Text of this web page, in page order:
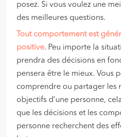
posez. Si vous voulez une
des meilleures questions.
Tout comportement est
positive. Peu importe la
prendra des décisions en
pensera être le mieux. Vous
comprendre ou partager les
objectifs d’une personne,
que les décisions et les
personne recherchent des